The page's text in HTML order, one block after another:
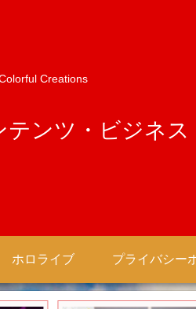
Creations
テンツ・ビジネス
ホロライブ